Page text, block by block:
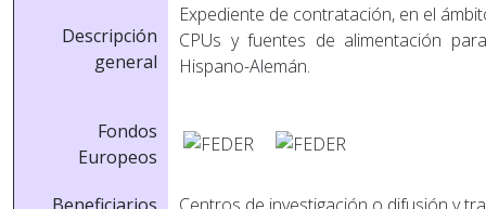
Descripción
general
Expediente de contratación, en el
CPUs y fuentes de alimentación
Hispano-Alemán.
Fondos
Europeos
Beneficiarios
Centros de investigación o difusión y